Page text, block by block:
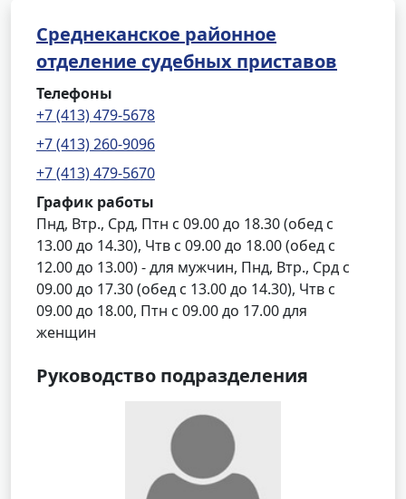
Среднеканское районное
отделение судебных приставов
Телефоны
+7 (413) 479-5678
+7 (413) 260-9096
+7 (413) 479-5670
График работы
Пнд, Втр., Срд, Птн с 09.00 до 18.30 (обед с
13.00 до 14.30), Чтв с 09.00 до 18.00 (обед с
12.00 до 13.00) - для мужчин, Пнд, Втр., Срд с
09.00 до 17.30 (обед с 13.00 до 14.30), Чтв с
09.00 до 18.00, Птн с 09.00 до 17.00 для
женщин
Руководство подразделения